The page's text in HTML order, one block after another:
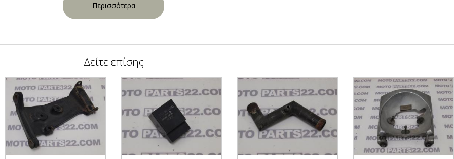
Περισσότερα
Δείτε επίσης